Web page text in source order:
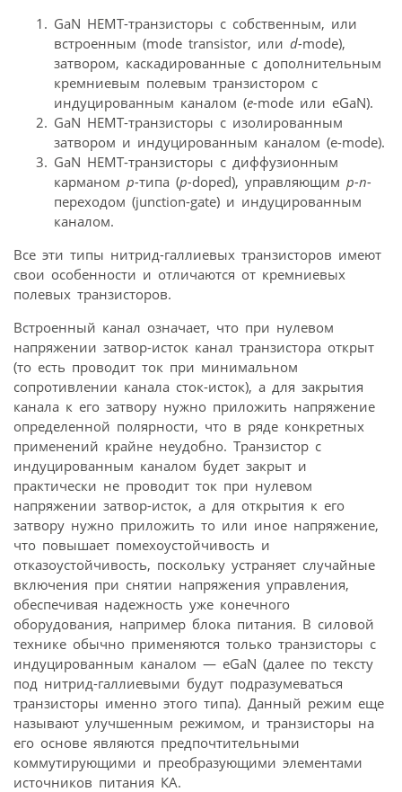
GaN HEMT-транзисторы с собственным, или
встроенным (mode transistor, или d-mode),
затвором, каскадированные с дополнительным
кремниевым полевым транзистором с
индуцированным каналом (e-mode или eGaN).
GaN HEMT-транзисторы с изолированным
затвором и индуцированным каналом (e-mode).
GaN HEMT-транзисторы с диффузионным
карманом p-типа (p-doped), управляющим p-n-
переходом (junction-gate) и индуцированным
каналом.
Все эти типы нитрид-галлиевых транзисторов имеют
свои особенности и отличаются от кремниевых
полевых транзисторов.
Встроенный канал означает, что при нулевом
напряжении затвор-исток канал транзистора открыт
(то есть проводит ток при минимальном
сопротивлении канала сток-исток), а для закрытия
канала к его затвору нужно приложить напряжение
определенной полярности, что в ряде конкретных
применений крайне неудобно. Транзистор с
индуцированным каналом будет закрыт и
практически не проводит ток при нулевом
напряжении затвор-исток, а для открытия к его
затвору нужно приложить то или иное напряжение,
что повышает помехоустойчивость и
отказоустойчивость, поскольку устраняет случайные
включения при снятии напряжения управления,
обеспечивая надежность уже конечного
оборудования, например блока питания. В силовой
технике обычно применяются только транзисторы с
индуцированным каналом — eGaN (далее по тексту
под нитрид-галлиевыми будут подразумеваться
транзисторы именно этого типа). Данный режим еще
называют улучшенным режимом, и транзисторы на
его основе являются предпочтительными
коммутирующими и преобразующими элементами
источников питания КА.